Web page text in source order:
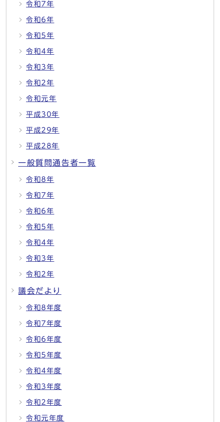
令和7年
令和6年
令和5年
令和4年
令和3年
令和2年
令和元年
平成30年
平成29年
平成28年
一般質問通告者一覧
令和8年
令和7年
令和6年
令和5年
令和4年
令和3年
令和2年
議会だより
令和8年度
令和7年度
令和6年度
令和5年度
令和4年度
令和3年度
令和2年度
令和元年度